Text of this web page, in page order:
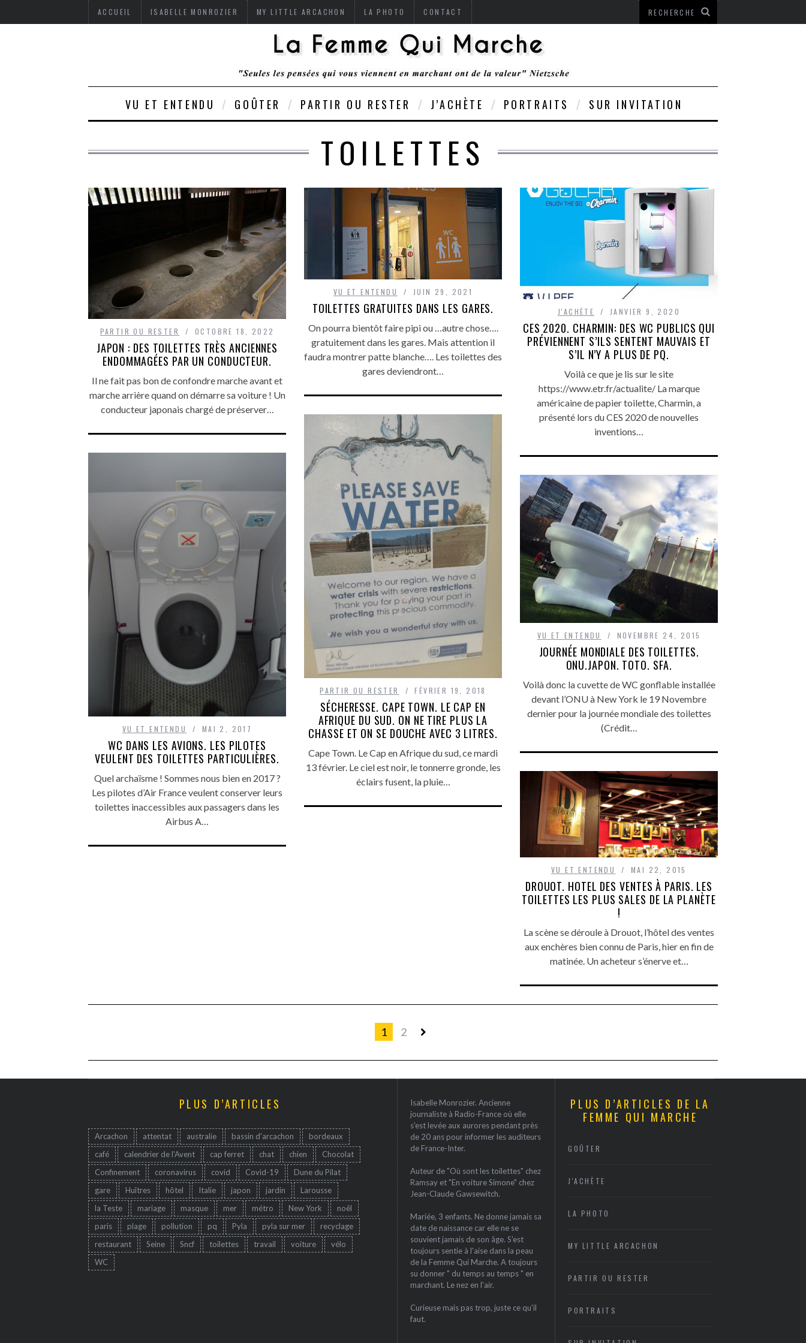
ACCUEIL ISABELLE MONROZIER MY LITTLE ARCACHON LA PHOTO CONTACT
VU ET ENTENDU GOÛTER PARTIR OU RESTER J’ACHÈTE PORTRAITS SUR INVITATION
TOILETTES
PARTIR OU RESTER OCTOBRE 18, 2022
JAPON : DES TOILETTES TRÈS ANCIENNES
ENDOMMAGÉES PAR UN CONDUCTEUR.
Il ne fait pas bon de confondre marche avant et
marche arrière quand on démarre sa voiture ! Un
conducteur japonais chargé de préserver…
VU ET ENTENDU JUIN 29, 2021
TOILETTES GRATUITES DANS LES GARES.
On pourra bientôt faire pipi ou …autre chose….
gratuitement dans les gares. Mais attention il
faudra montrer patte blanche…. Les toilettes des
gares deviendront…
J'ACHÈTE JANVIER 9, 2020
CES 2020. CHARMIN: DES WC PUBLICS QUI
PRÉVIENNENT S’ILS SENTENT MAUVAIS ET
S’IL N’Y A PLUS DE PQ.
Voilà ce que je lis sur le site
https://www.etr.fr/actualite/ La marque
américaine de papier toilette, Charmin, a
présenté lors du CES 2020 de nouvelles
inventions…
PARTIR OU RESTER FÉVRIER 19, 2018
SÉCHERESSE. CAPE TOWN. LE CAP EN
AFRIQUE DU SUD. ON NE TIRE PLUS LA
CHASSE ET ON SE DOUCHE AVEC 3 LITRES.
Cape Town. Le Cap en Afrique du sud, ce mardi
13 février. Le ciel est noir, le tonnerre gronde, les
éclairs fusent, la pluie…
VU ET ENTENDU MAI 2, 2017
WC DANS LES AVIONS. LES PILOTES
VEULENT DES TOILETTES PARTICULIÈRES.
Quel archaïsme ! Sommes nous bien en 2017 ?
Les pilotes d’Air France veulent conserver leurs
toilettes inaccessibles aux passagers dans les
Airbus A…
VU ET ENTENDU NOVEMBRE 24, 2015
JOURNÉE MONDIALE DES TOILETTES.
ONU.JAPON. TOTO. SFA.
Voilà donc la cuvette de WC gonflable installée
devant l’ONU à New York le 19 Novembre
dernier pour la journée mondiale des toilettes
(Crédit…
VU ET ENTENDU MAI 22, 2015
DROUOT. HOTEL DES VENTES À PARIS. LES
TOILETTES LES PLUS SALES DE LA PLANÈTE
!
La scène se déroule à Drouot, l’hôtel des ventes
aux enchères bien connu de Paris, hier en fin de
matinée. Un acheteur s’énerve et…
1 2
PLUS D’ARTICLES
Arcachon attentat australie bassin d'arcachon
bordeaux
café
calendrier de l'Avent cap ferret chat chien
Chocolat
Confinement
coronavirus covid Covid-19
Dune du Pilat
gare
Huîtres hôtel Italie japon jardin
Larousse
la Teste
mariage masque mer métro New York
noêl
paris
plage pollution pq Pyla pyla sur mer
recyclage
restaurant
Seine Sncf toilettes travail voiture
vélo
WC
Isabelle Monrozier. Ancienne
journaliste à Radio-France où elle
s'est levée aux aurores pendant près
de 20 ans pour informer les auditeurs
de France-Inter.
Auteur de "Où sont les toilettes" chez
Ramsay et "En voiture Simone" chez
Jean-Claude Gawsewitch.
Mariée, 3 enfants. Ne donne jamais sa
date de naissance car elle ne se
souvient jamais de son âge. S'est
toujours sentie à l'aise dans la peau
de la Femme Qui Marche. A toujours
su donner " du temps au temps " en
marchant. Le nez en l'air.
Curieuse mais pas trop, juste ce qu'il
faut.
PLUS D’ARTICLES DE LA
FEMME QUI MARCHE
GOÛTER
J'ACHÈTE
LA PHOTO
MY LITTLE ARCACHON
PARTIR OU RESTER
PORTRAITS